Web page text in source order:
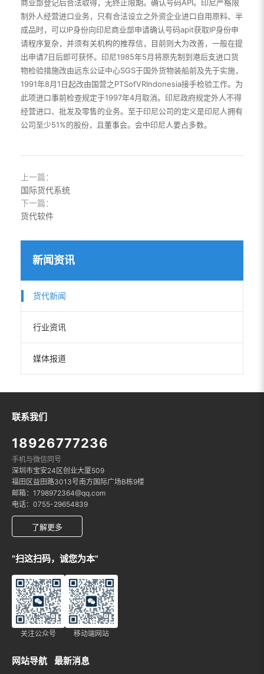
新闻资讯
货代新闻
行业资讯
媒体报道
商业部登记后合法取得，无终止限期。确认号码API。印尼严格限
制外人经营进口业务，只有合法设立之外资企业进口自用原料、半
成品时，可以IP身份向印尼商业部申请确认号码apit获取IP身份申
请程序复杂，并须有关机构的推荐信，目前则大为改善，一般在提
出申请7日后即可获怀。印尼1985年5月将原先制到港后支进口货
物检验措施改由远东公证中心SGS于国外货物装船前及先于实施，
1991年8月1日起改由国营之PTSofVRIndonesia接手检验工作。为
此项进口事前检查规定于1997年4月取消。印尼政府规定外人不得
经营进口、批发及零售的业务。至于印尼公司的定义是印尼人拥有
公司至少51%的股份，且董事会。会中印尼人要占多数。
上一篇：
国际货代系统
下一篇：
货代软件
联系我们
18926777236
手机与微信同号
深圳市宝安24区创业大厦509
福田区益田路3013号南方国际广场B栋9楼
邮箱：1798972364@qq.com
电话：0755-29654839
了解更多
"扫这扫码，诚您为本"
关注公众号 移动端网站
网站导航 最新消息